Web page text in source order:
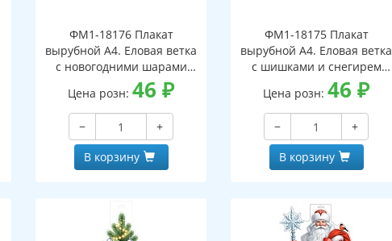
ФМ1-18176 Плакат
вырубной А4. Еловая ветка
с новогодними шарами
(двухсторонний, ВД-лак)
Цена розн:46₽
−
+
В корзину
ФМ1-18175 Плакат
вырубной А4. Еловая ветка
с шишками и снегирем
(двухсторонний, ВД-лак)
Цена розн:46₽
−
+
В корзину